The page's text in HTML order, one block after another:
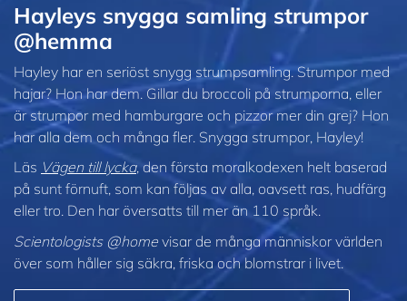
Hayleys snygga samling strumpor
@hemma
Hayley har en seriöst snygg strumpsamling. Strumpor med
hajar? Hon har dem. Gillar du broccoli på strumporna, eller
är strumpor med hamburgare och pizzor mer din grej? Hon
har alla dem och många fler. Snygga strumpor, Hayley!
Läs Vägen till lycka, den första moralkodexen helt baserad
på sunt förnuft, som kan följas av alla, oavsett ras, hudfärg
eller tro. Den har översatts till mer än 110 språk.
Scientologists @home visar de många människor världen
över som håller sig säkra, friska och blomstrar i livet.